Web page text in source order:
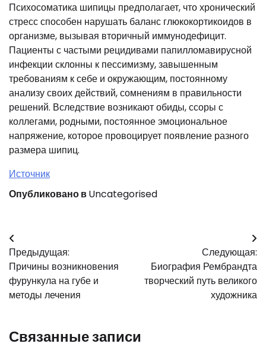
Психосоматика шипицы предполагает, что хронический
стресс способен нарушать баланс глюкокортикоидов в
организме, вызывая вторичный иммунодефицит.
Пациенты с частыми рецидивами папилломавирусной
инфекции склонны к пессимизму, завышенным
требованиям к себе и окружающим, постоянному
анализу своих действий, сомнениям в правильности
решений. Вследствие возникают обиды, ссоры с
коллегами, родными, постоянное эмоциональное
напряжение, которое провоцирует появление разного
размера шипиц.
Источник
Опубликовано вUncategorised
Навигация
по
записям
Предыдущая:
Причины возникновения
фурункула на губе и
методы лечения
Следующая:
Биография Рембрандта
творческий путь великого
художника
Связанные записи